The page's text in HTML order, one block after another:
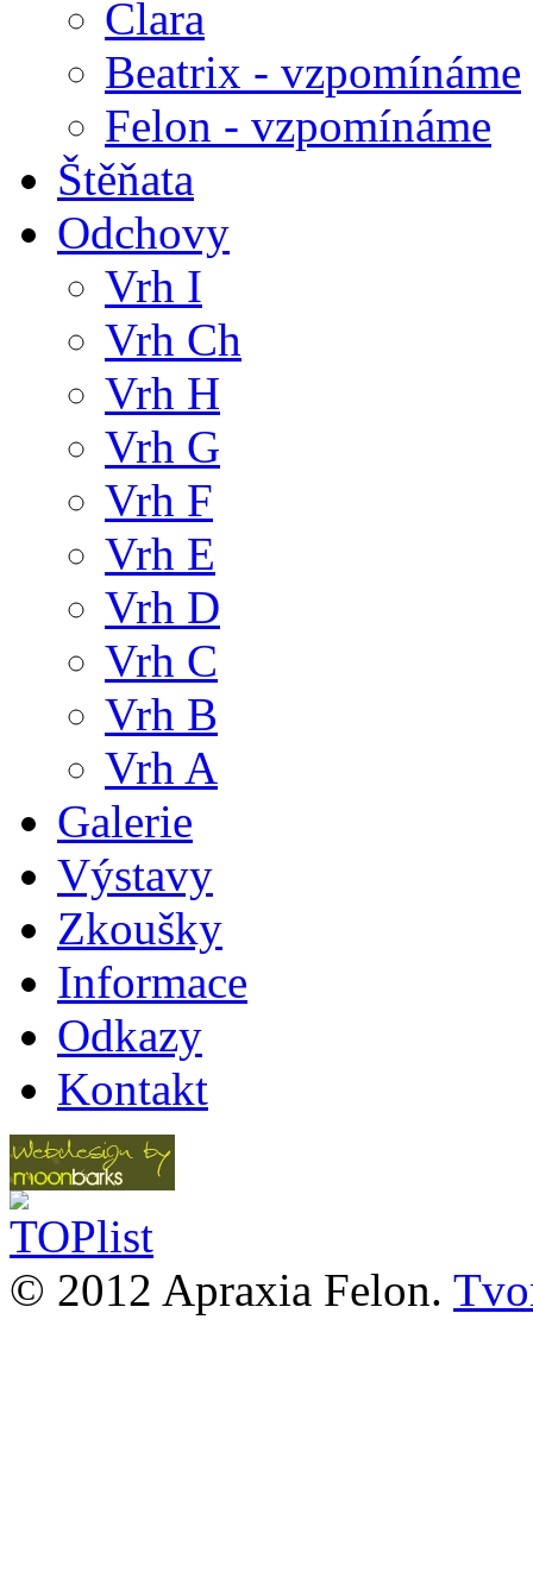
Clara
Beatrix - vzpomínáme
Felon - vzpomínáme
Štěňata
Odchovy
Vrh I
Vrh Ch
Vrh H
Vrh G
Vrh F
Vrh E
Vrh D
Vrh C
Vrh B
Vrh A
Galerie
Výstavy
Zkoušky
Informace
Odkazy
Kontakt
© 2012 Apraxia Felon.